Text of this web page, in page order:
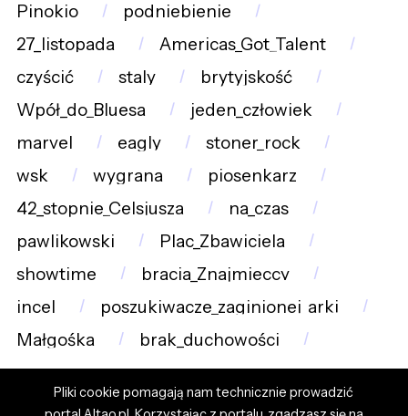
Pinokio
podniebienie
27_listopada
Americas_Got_Talent
czyścić
staly
brytyjskość
Wpół_do_Bluesa
jeden_człowiek
marvel
eagly
stoner_rock
wsk
wygrana
piosenkarz
42_stopnie_Celsjusza
na_czas
pawlikowski
Plac_Zbawiciela
showtime
bracia_Znajmieccy
incel
poszukiwacze_zaginionej_arki
Małgośka
brak_duchowości
Pliki cookie pomagają nam technicznie prowadzić